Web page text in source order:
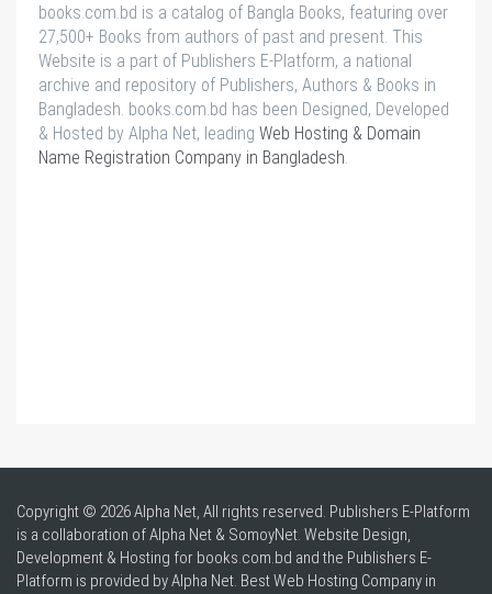
books.com.bd is a catalog of Bangla Books, featuring over
27,500+ Books from authors of past and present. This
Website is a part of Publishers E-Platform, a national
archive and repository of Publishers, Authors & Books in
Bangladesh. books.com.bd has been Designed, Developed
& Hosted by Alpha Net, leading Web Hosting & Domain
Name Registration Company in Bangladesh
Copyright © 2026 Alpha Net, All rights reserved. Publishers E-Platform
is a collaboration of Alpha Net & SomoyNet. Website Design,
Development & Hosting for books.com.bd and the Publishers E-
Platform is provided by Alpha Net. BestWeb Hosting Company in